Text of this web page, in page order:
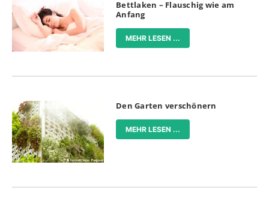
Bettlaken – Flauschig wie am
Anfang
MEHR LESEN ...
Den Garten verschönern
MEHR LESEN ...